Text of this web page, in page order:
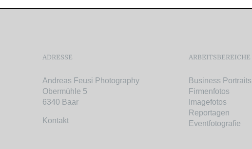
ADRESSE
Andreas Feusi Photography
Obermühle 5
6340 Baar
Kontakt
ARBEITSBEREICHE
Business Portraits
Firmenfotos
Imagefotos
Reportagen
Eventfotografie